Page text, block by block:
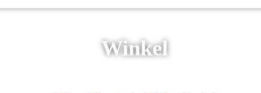
Winkel